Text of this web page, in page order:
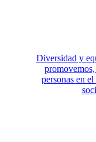
Diversidad y
personas en